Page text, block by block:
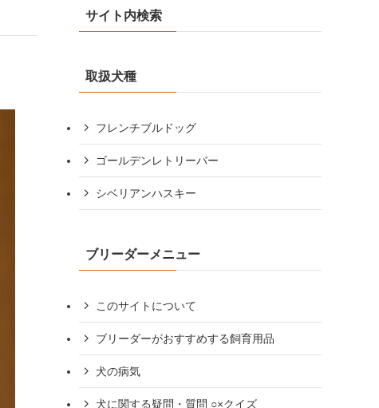
サイト内検索
取扱犬種
フレンチブルドッグ
ゴールデンレトリーバー
シベリアンハスキー
ブリーダーメニュー
このサイトについて
ブリーダーがおすすめする飼育用品
犬の病気
犬に関する疑問・質問 ○×クイズ